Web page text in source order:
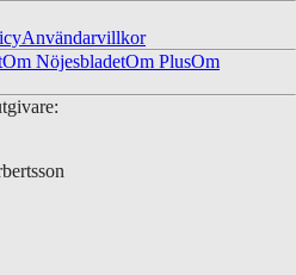
Användarvillkor
Om NöjesbladetOm PlusOm